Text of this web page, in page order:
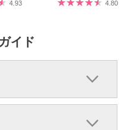
4.93 4.80
イド